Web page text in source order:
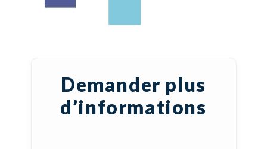
Demander plus
d’informations